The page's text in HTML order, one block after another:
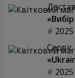
2025
2025